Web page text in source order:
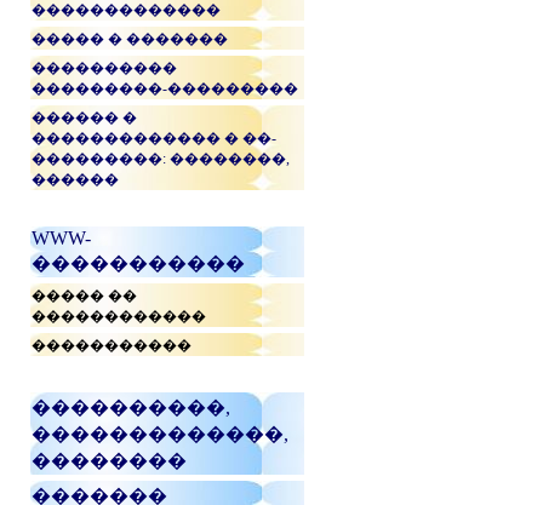
�������������
����� � �������
����������
���������-���������
������ �
������������� � ��-
���������: ��������,
������
WWW-
�����������
����� ��
������������
�����������
����������,
�������������,
��������
�������